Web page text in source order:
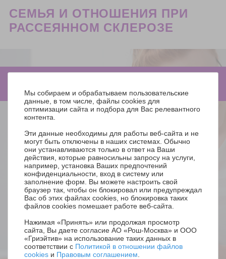
СЕМЬЯ И ОТНОШЕНИЯ ПРИ
РАССЕЯННОМ СКЛЕРОЗЕ
Как рассказать о рассеянном
склерозе маленьким детям
Зачастую бывает, что симптомы РС
становится сложно скрыть, и вы
понимаете, что самые маленькие члены
семьи начинают задаваться вопросами.
Для детей болезни родителей – всегда
огромный стресс, особенно если им
ничего не объяснить и не успокоить их.
Мы подготовили пошаговый гайд о том,
как поговорить с маленькими детьми о
вашем диагнозе.
Мы собираем и обрабатываем пользовательские
данные, в том числе, файлы cookies для
оптимизации сайта и подбора для Вас релевантного
контента.
Эти данные необходимы для работы веб-сайта и не
могут быть отключены в наших системах. Обычно
они устанавливаются только в ответ на Ваши
действия, которые равносильны запросу на услуги,
например, установка Ваших предпочтений
конфиденциальности, вход в систему или
заполнение форм. Вы можете настроить свой
браузер так, чтобы он блокировал или предупреждал
Вас об этих файлах cookies, но блокировка таких
файлов cookies помешает работе веб-сайта.
Нажимая «Принять» или продолжая просмотр
сайта, Вы даете согласие АО «Рош-Москва» и ООО
«Гриэйтив» на использование таких данных в
соответствии с Политикой в отношении файлов
cookies и Правовым соглашением